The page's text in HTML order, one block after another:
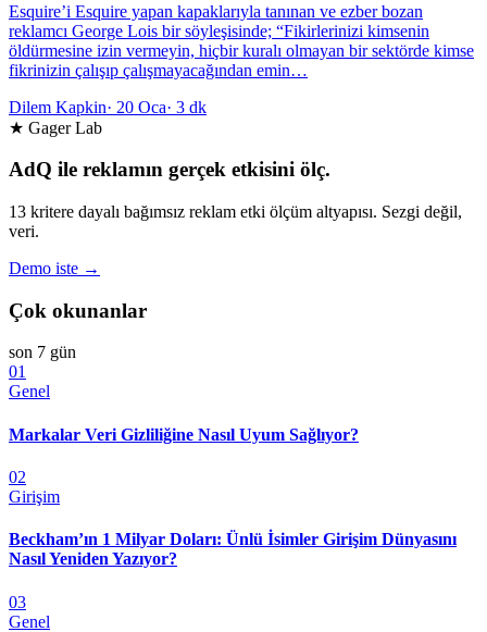
Esquire’i Esquire yapan kapaklarıyla tanınan ve ezber bozan
reklamcı George Lois bir söyleşisinde; “Fikirlerinizi kimsenin
öldürmesine izin vermeyin, hiçbir kuralı olmayan bir sektörde kimse
fikrinizin çalışıp çalışmayacağından emin…
Dilem Kapkin· 20 Oca· 3 dk
★ Gager Lab
AdQ ile reklamın gerçek etkisini ölç.
13 kritere dayalı bağımsız reklam etki ölçüm altyapısı. Sezgi değil,
veri.
Demo iste →
Çok okunanlar
son 7 gün
01
Genel
Markalar Veri Gizliliğine Nasıl Uyum Sağlıyor?
02
Girişim
Beckham’ın 1 Milyar Doları: Ünlü İsimler Girişim Dünyasını
Nasıl Yeniden Yazıyor?
03
Genel